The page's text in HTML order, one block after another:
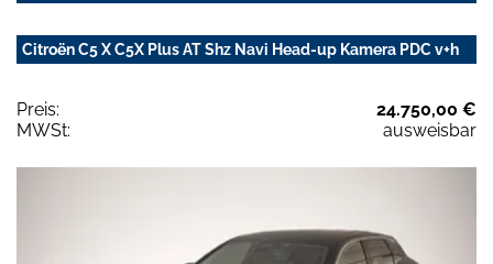
Citroën C5 X C5X Plus AT Shz Navi Head-up Kamera PDC v+h
Preis:
24.750,00 €
MWSt:
ausweisbar